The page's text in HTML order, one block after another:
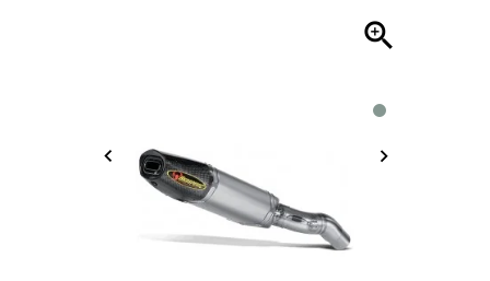
